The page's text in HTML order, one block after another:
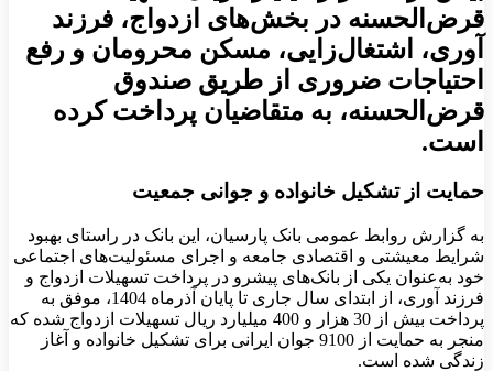
قرض‌الحسنه در بخش‌های ازدواج، فرزند
آوری، اشتغال‌زایی، مسکن محرومان و رفع
احتیاجات ضروری از طریق صندوق
قرض‌الحسنه، به متقاضیان پرداخت کرده
است.
حمایت از تشکیل خانواده و جوانی جمعیت
به گزارش روابط عمومی بانک پارسیان، این بانک در راستای بهبود
شرایط معیشتی و اقتصادی جامعه و اجرای مسئولیت‌های اجتماعی
خود به‌عنوان یکی از بانک‌های پیشرو در پرداخت تسهیلات ازدواج و
فرزند آوری، از ابتدای سال جاری تا پایان آذرماه 1404، موفق به
پرداخت بیش از 30 هزار و 400 میلیارد ریال تسهیلات ازدواج شده که
منجر به حمایت از 9100 جوان ایرانی برای تشکیل خانواده و آغاز
زندگی شده است.